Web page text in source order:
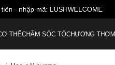
- nhập mã: LUSHWELCOME
THỂCHĂM SÓC TÓCHƯƠNG THƠM